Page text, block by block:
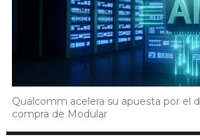
Qualcomm acelera su apuesta por el
compra de Modular